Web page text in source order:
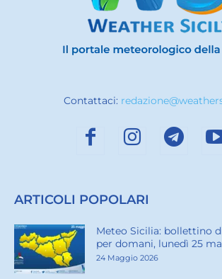
Contattaci:
ARTICOLI POPOLARI
Meteo Sicilia: bollettino
per domani, lunedì 25
24 Maggio 2026